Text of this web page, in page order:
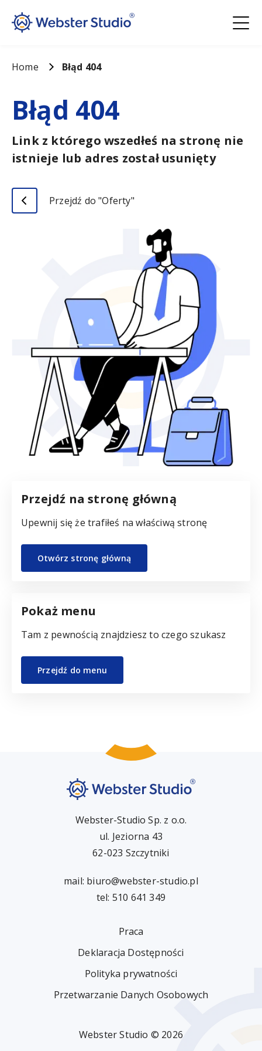
Home Błąd 404
Błąd 404
Link z którego wszedłeś na stronę nie
istnieje lub adres został usunięty
Przejdź do "Oferty"
Przejdź na stronę główną
Upewnij się że trafiłeś na właściwą stronę
Otwórz stronę główną
Pokaż menu
Tam z pewnością znajdziesz to czego szukasz
Przejdź do menu
Webster-Studio Sp. z o.o.
ul. Jeziorna 43
62-023 Szczytniki
mail: biuro@webster-studio.pl
tel: 510 641 349
Praca
Deklaracja Dostępności
Polityka prywatności
Przetwarzanie Danych Osobowych
Webster Studio © 2026